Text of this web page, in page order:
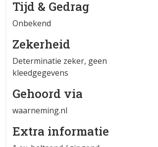
Leusden
Tijd & Gedrag
Onbekend
Zekerheid
Determinatie zeker, geen
kleedgegevens
Gehoord via
waarneming.nl